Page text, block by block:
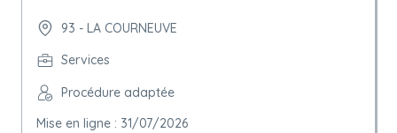
93 - LA COURNEUVE
Services
Procédure adaptée
Mise en ligne : 31/07/2026